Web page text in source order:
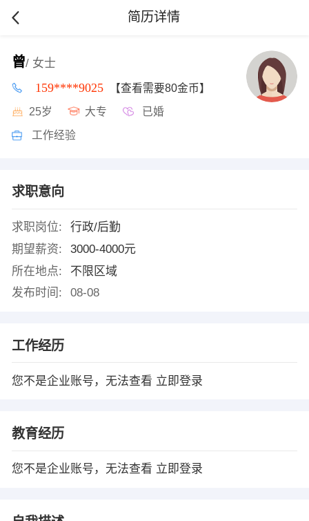
简历详情
曾/ 女士
159****9025 【查看需要80金币】
25岁 大专 已婚
工作经验
求职意向
求职岗位:
行政/后勤
期望薪资:
3000-4000元
所在地点:
不限区域
发布时间:
08-08
工作经历
您不是企业账号，无法查看 立即登录
教育经历
您不是企业账号，无法查看 立即登录